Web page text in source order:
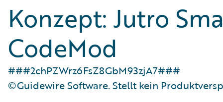
Konzept: Jutro
CodeMod
###2chPZWrz6FsZ8GbM93zjA7###
©Guidewire Software. Stellt kein